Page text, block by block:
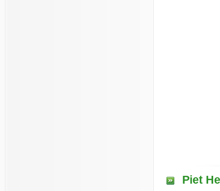
Piet